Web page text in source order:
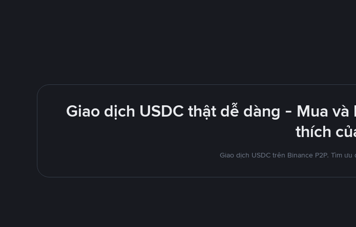
Giao dịch USDC thật dễ dàng - Mua
thích
Giao dịch USDC trên Binance P2P. Tìm